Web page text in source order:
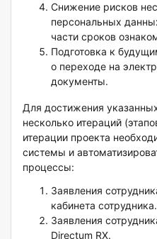
Снижение рисков
персональных
части сроков
Подготовка к
о переходе на
документы.
Для достижения
несколько итераций
итерации проекта
системы и
процессы:
Заявления
кабинета сотрудника.
Заявления
Directum RX.